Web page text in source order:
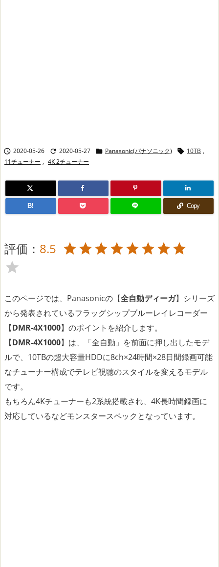
 2020-05-26  2020-05-27  Panasonic(パナソニック)  10TB ,
11チューナー , 4K 2チューナー
B! Copy
評価： 8.5
このページでは、Panasonicの【全自動ディーガ】シリーズ
から発表されているフラッグシップブルーレイレコーダー
【DMR-4X1000】のポイントを紹介します。
【DMR-4X1000】は、「全自動」を前面に押し出したモデ
ルで、10TBの超大容量HDDに8ch×24時間×28日間録画可能
なチューナー構成でテレビ視聴のスタイルを変えるモデル
です。
もちろん4Kチューナーも2系統搭載され、4K長時間録画に
対応しているなどモンスタースペックとなっています。